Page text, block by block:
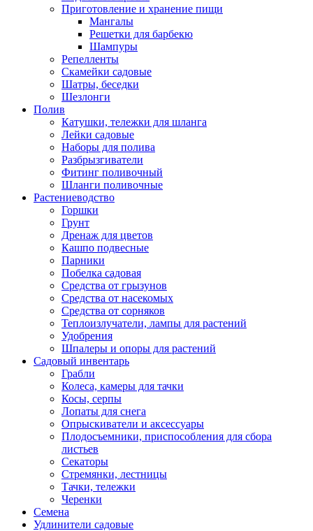
Приготовление и хранение пищи
Мангалы
Решетки для барбекю
Шампуры
Репелленты
Скамейки садовые
Шатры, беседки
Шезлонги
Полив
Катушки, тележки для шланга
Лейки садовые
Наборы для полива
Разбрызгиватели
Фитинг поливочный
Шланги поливочные
Растениеводство
Горшки
Грунт
Дренаж для цветов
Кашпо подвесные
Парники
Побелка садовая
Средства от грызунов
Средства от насекомых
Средства от сорняков
Теплоизлучатели, лампы для растений
Удобрения
Шпалеры и опоры для растений
Садовый инвентарь
Грабли
Колеса, камеры для тачки
Косы, серпы
Лопаты для снега
Опрыскиватели и аксессуары
Плодосъемники, приспособления для сбора
листьев
Секаторы
Стремянки, лестницы
Тачки, тележки
Черенки
Семена
Удлинители садовые